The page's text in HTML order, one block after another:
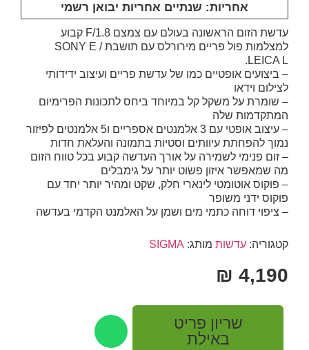
אחריות: שנתיים אחריות יבואן רשמי
עדשת הזום הראשונה בעולם עם צמצם F/1.8 קבוע
למצלמות פול פריים מירורלס עם תושבת SONY E /
LEICA L.
– ביצועים אופטיים כמו של עדשת פריים ועיצוב ידידותי
לצילום וידאו
– שומרת על משקל קל במיוחד ביחס לתכונות הפרימיום
המתקדמות שלה
– עיצוב אופטי עם 3 אלמנטים אספריים ו5 אלמנטים לפיזור
נמוך להפחתת עיוותים וסטיות בתמונה והעלאת חדות
– זום פנימי לשמירה על אורך העדשה קבוע בכל טווח הזום
מה שמאפשר איזון פשוט יותר על גימבלים
– פוקוס אוטומטי לינארי חלק, שקט ומהיר יותר יחד עם
פוקוס ידני משופר
– ציפוי דוחה כתמי מים ושמן על האלמנט הקדמי בעדשה
קטגוריה: עדשות מותג: SIGMA
₪ 4,190
שריון פריט
באילת